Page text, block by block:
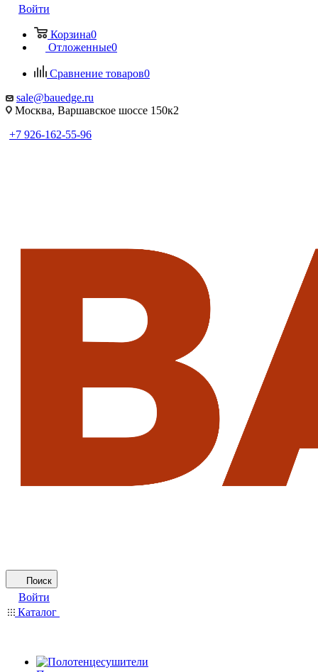
Войти
Корзина0
Отложенные0
Сравнение товаров0
sale@bauedge.ru
Москва, Варшавское шоссе 150к2
+7 926-162-55-96
Поиск
Войти
Каталог